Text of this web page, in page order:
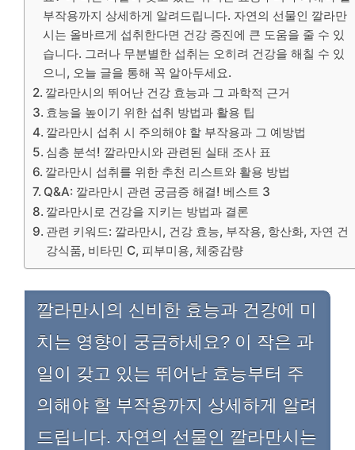
부작용까지 상세하게 알려드립니다. 자연의 선물인 깔라만
시는 올바르게 섭취한다면 건강 증진에 큰 도움을 줄 수 있
습니다. 그러나 무분별한 섭취는 오히려 건강을 해칠 수 있
으니, 오늘 글을 통해 꼭 알아두세요.
깔라만시의 뛰어난 건강 효능과 그 과학적 근거
효능을 높이기 위한 섭취 방법과 활용 팁
깔라만시 섭취 시 주의해야 할 부작용과 그 예방법
심층 분석! 깔라만시와 관련된 실태 조사 표
깔라만시 섭취를 위한 추천 리스트와 활용 방법
Q&A: 깔라만시 관련 궁금증 해결! 베스트 3
깔라만시로 건강을 지키는 방법과 결론
관련 키워드: 깔라만시, 건강 효능, 부작용, 항산화, 자연 건
강식품, 비타민 C, 피부미용, 체중감량
깔라만시의 신비한 효능과 건강에 미
치는 영향이 궁금하세요? 이 작은 과
일이 갖고 있는 뛰어난 효능부터 주
의해야 할 부작용까지 상세하게 알려
드립니다. 자연의 선물인 깔라만시는